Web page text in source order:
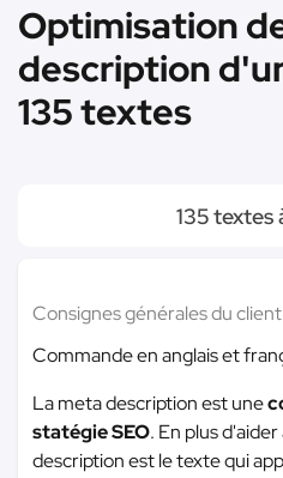
Optimisation
description
135 textes
135 textes
Consignes générales du client
Commande en anglais et
La meta description est une
statégie SEO. En plus
description est le texte qui